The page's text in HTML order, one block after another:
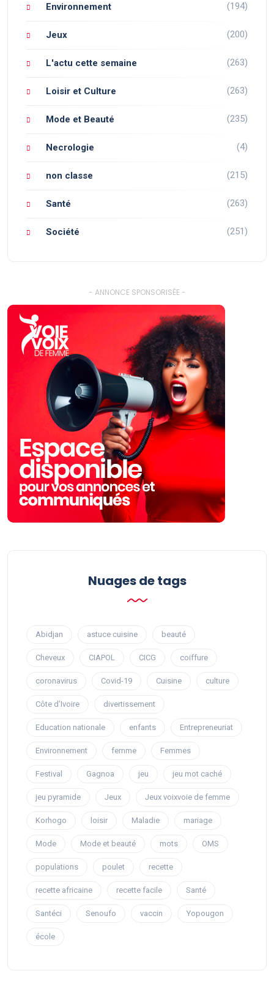
Environnement (194)
Jeux (200)
L'actu cette semaine (263)
Loisir et Culture (263)
Mode et Beauté (235)
Necrologie (4)
non classe (215)
Santé (263)
Société (251)
- ANNONCE SPONSORISÉE -
Nuages ​​de tags
Abidjan astuce cuisine beauté
Cheveux CIAPOL CICG coiffure
coronavirus Covid-19 Cuisine culture
Côte d’Ivoire divertissement
Education nationale enfants Entrepreneuriat
Environnement femme Femmes
Festival Gagnoa jeu jeu mot caché
jeu pyramide Jeux Jeux voixvoie de femme
Korhogo loisir Maladie mariage
Mode Mode et beauté mots OMS
populations poulet recette
recette africaine recette facile Santé
Santéci Senoufo vaccin Yopougon
école